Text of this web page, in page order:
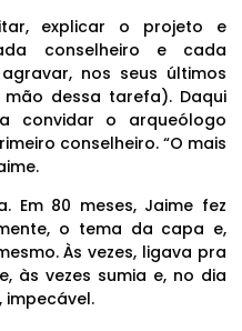
explicar o projeto e
conselheiro e cada
nos seus últimos
dessa tarefa). Daqui
convidar o arqueólogo
conselheiro. “O mais
Em 80 meses, Jaime fez
o tema da capa e,
Às vezes, ligava pra
às vezes sumia e, no dia
impecável.